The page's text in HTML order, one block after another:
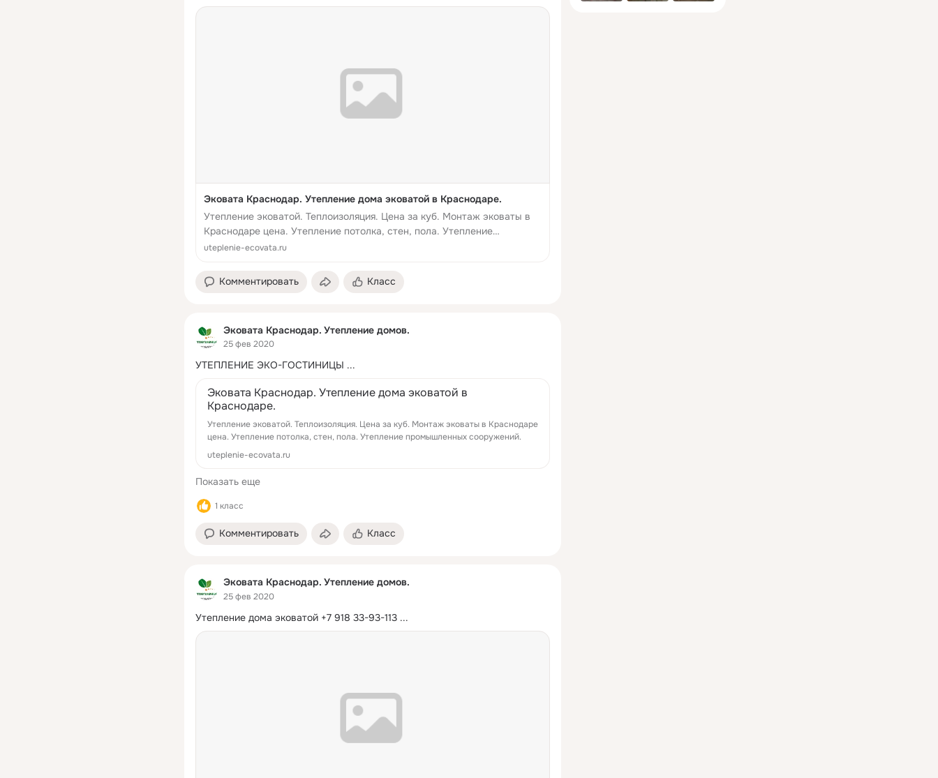
Эковата Краснодар. Утепление дома эковатой в Краснодаре.
Утепление эковатой. Теплоизоляция. Цена за куб. Монтаж эковаты в
Краснодаре цена. Утепление потолка, стен, пола. Утепление
промышленных сооружений.
uteplenie-ecovata.ru
Комментировать Класс
Эковата Краснодар. Утепление домов.
25 фев 2020
УТЕПЛЕНИЕ ЭКО-ГОСТИНИЦЫ ...
Эковата Краснодар. Утепление дома эковатой в
Краснодаре.
Утепление эковатой. Теплоизоляция. Цена за куб. Монтаж эковаты в Краснодаре
цена. Утепление потолка, стен, пола. Утепление промышленных сооружений.
uteplenie-ecovata.ru
Показать еще
1 класс
Комментировать Класс
Эковата Краснодар. Утепление домов.
25 фев 2020
Утепление дома эковатой +7 918 33-93-113 ...